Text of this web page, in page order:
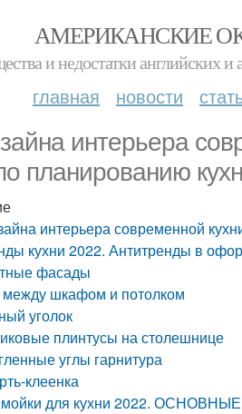
АМЕРИКАНСКИЕ
и недостатки английских и
главная новости
интерьера
планированию
интерьера современной
кухни 2022. Антитренды в
фасады
между шкафом и потолком
уголок
плинтусы на столешнице
углы гарнитура
клеенка
для кухни 2022.